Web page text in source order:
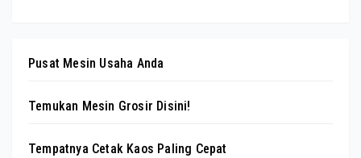
Pusat Mesin Usaha Anda
Temukan Mesin Grosir Disini!
Tempatnya Cetak Kaos Paling Cepat